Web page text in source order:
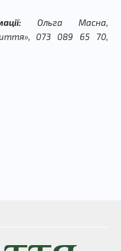
Ольга Масна,
073 089 65 70,